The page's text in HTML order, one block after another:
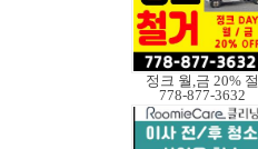
정크 월,금 20% 절
778-877-3632